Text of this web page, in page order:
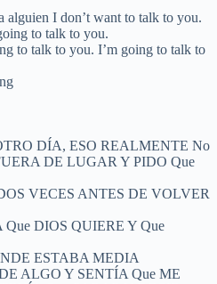
alguien I don’t want to talk to you.
to talk to you.
to talk to you. I’m going to talk to
DÍA, ESO REALMENTE No
DE LUGAR Y PIDO Que
VECES ANTES DE VOLVER
DIOS QUIERE Y Que
ESTABA MEDIA
ALGO Y SENTÍA Que ME